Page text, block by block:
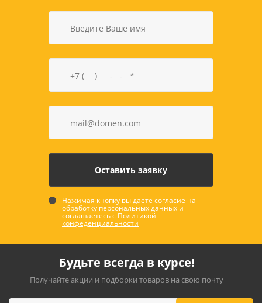
Нажимая кнопку вы даете согласие на
обработку персональных данных и
соглашаетесь с Политикой
конфеденциальности
Будьте всегда в курсе!
Получайте акции и подборки товаров на свою почту